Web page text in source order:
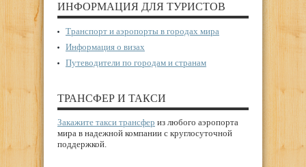
ИНФОРМАЦИЯ ДЛЯ ТУРИСТОВ
Транспорт и аэропорты в городах мира
Информация о визах
Путеводители по городам и странам
ТРАНСФЕР И ТАКСИ
Закажите такси трансфер из любого аэропорта
мира в надежной компании с круглосуточной
поддержкой.